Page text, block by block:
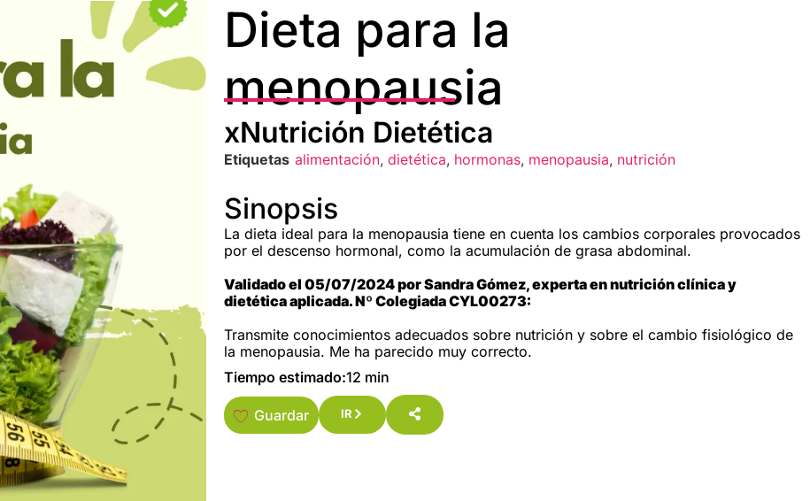
Dieta para la
menopausia
xNutrición Dietética
Etiquetas alimentación, dietética, hormonas, menopausia, nutrición
Sinopsis
La dieta ideal para la menopausia tiene en cuenta los cambios corporales provocados
por el descenso hormonal, como la acumulación de grasa abdominal.
Validado el 05/07/2024 por Sandra Gómez, experta en nutrición clínica y
dietética aplicada. Nº Colegiada CYL00273:
Transmite conocimientos adecuados sobre nutrición y sobre el cambio fisiológico de
la menopausia. Me ha parecido muy correcto.
Tiempo estimado:12 min
Guardar IR